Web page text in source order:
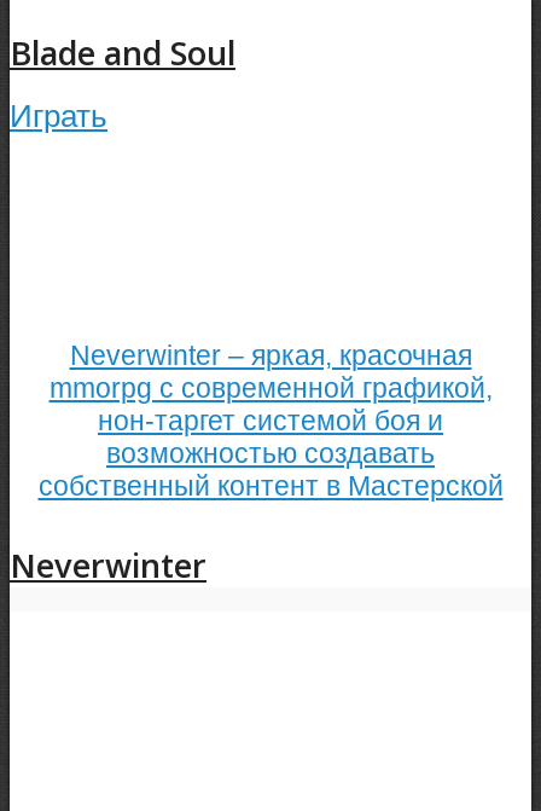
Blade and Soul
Играть
Neverwinter – яркая, красочная
mmorpg с современной графикой,
нон-таргет системой боя и
возможностью создавать
собственный контент в Мастерской
Neverwinter